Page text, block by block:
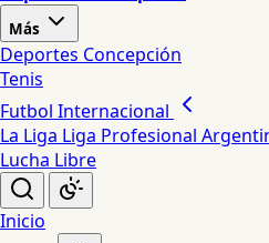
Más
Deportes Concepción
Tenis
Futbol Internacional
La Liga Liga Profesional
Lucha Libre
Inicio